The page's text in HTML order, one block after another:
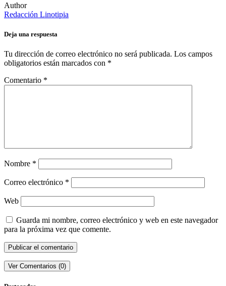
Author
Redacción Linotipia
Deja una respuesta
Tu dirección de correo electrónico no será publicada. Los campos
obligatorios están marcados con *
Comentario *
Nombre *
Correo electrónico *
Web
Guarda mi nombre, correo electrónico y web en este navegador
para la próxima vez que comente.
Ver Comentarios (0)